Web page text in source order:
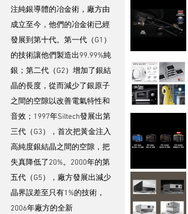
注純銀導體的冶金術，廠方由
成立至今，他們的冶金術已經
發展到第十代。第一代（G1）
的技術讓他們製造出99.99%純
銀；第二代（G2）增加了銀結
晶的長度，從而減少了銀原子
之間的空隙以改善電氣特性和
音效；1997年Siltech發展出第
三代（G3），首次把黃金注入
高純度銀結晶之間的空隙，把
失真降低了20%。2000年的第
五代（G5），廠方發展出減少
晶界誤差至只有1%的技術，
2006年廠方的全新